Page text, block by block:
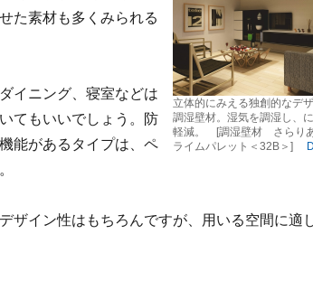
立体的にみえる独創的なデ
調湿壁材。湿気を調湿し、
軽減。 [調湿壁材 さらり
ライムパレット＜32B＞]
た素材も多くみられる
イニング、寝室などは
てもいいでしょう。防
能があるタイプは、ペ
ザイン性はもちろんですが、用いる空間に適